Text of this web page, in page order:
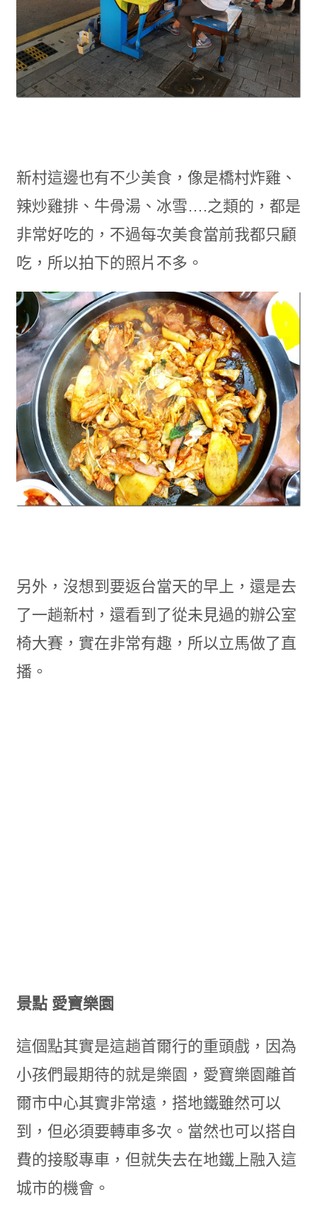
新村這邊也有不少美食，像是橋村炸雞、
辣炒雞排、牛骨湯、冰雪….之類的，都是
非常好吃的，不過每次美食當前我都只顧
吃，所以拍下的照片不多。
另外，沒想到要返台當天的早上，還是去
了一趟新村，還看到了從未見過的辦公室
椅大賽，實在非常有趣，所以立馬做了直
播。
景點 愛寶樂園
這個點其實是這趟首爾行的重頭戲，因為
小孩們最期待的就是樂園，愛寶樂園離首
爾市中心其實非常遠，搭地鐵雖然可以
到，但必須要轉車多次。當然也可以搭自
費的接駁專車，但就失去在地鐵上融入這
城市的機會。